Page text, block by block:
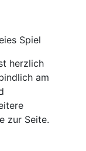
Spiel
herzlich
am
zur Seite.